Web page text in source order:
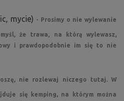
mycie) - Prosimy o nie wylewanie
że trawa, na którą wylewasz,
i prawdopodobnie im się to nie
nie rozlewaj niczego tutaj. W
się kemping, na którym można